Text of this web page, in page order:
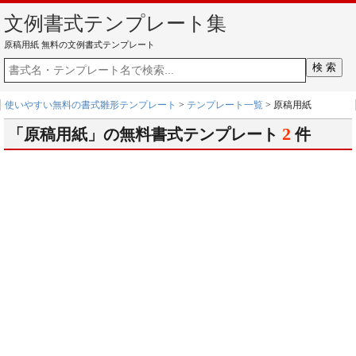
文例書式テンプレート集
原稿用紙 無料の文例書式テンプレート
使いやすい無料の書式雛形テンプレート > テンプレート一覧 > 原稿用紙
「原稿用紙」の無料書式テンプレート 2 件